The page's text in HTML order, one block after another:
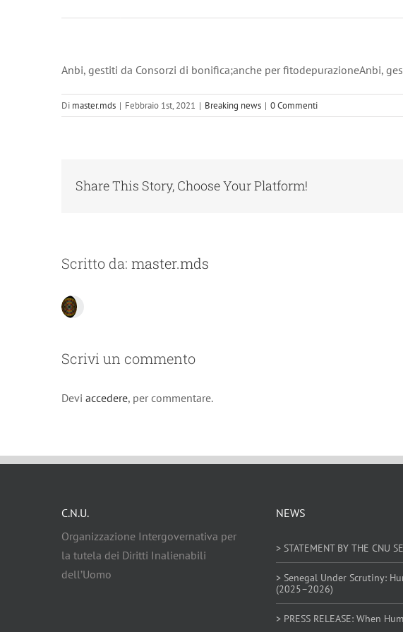
– ANSA.it
Anbi, gestiti da Consorzi di bonifica;anche per fitodepurazioneAnbi,
Di master.mds | Febbraio 1st, 2021 | Breaking news | 0 Commenti
Share This Story, Choose Your Platform!
Scritto da: master.mds
Scrivi un commento
Devi accedere, per commentare.
C.N.U.
Organizzazione Intergovernativa per
la tutela dei Diritti Inalienabili
dell’Uomo
NEWS
> STATEMENT BY THE CNU
> Senegal Under Scrutiny:
(2025–2026)
> PRESS RELEASE: When